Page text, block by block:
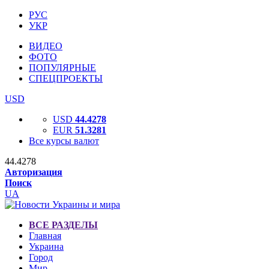
РУС
УКР
ВИДЕО
ФОТО
ПОПУЛЯРНЫЕ
СПЕЦПРОЕКТЫ
USD
USD 44.4278
EUR 51.3281
Все курсы валют
44.4278
Авторизация
Поиск
UA
ВСЕ РАЗДЕЛЫ
Главная
Украина
Город